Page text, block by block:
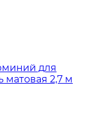
для
2,7 м